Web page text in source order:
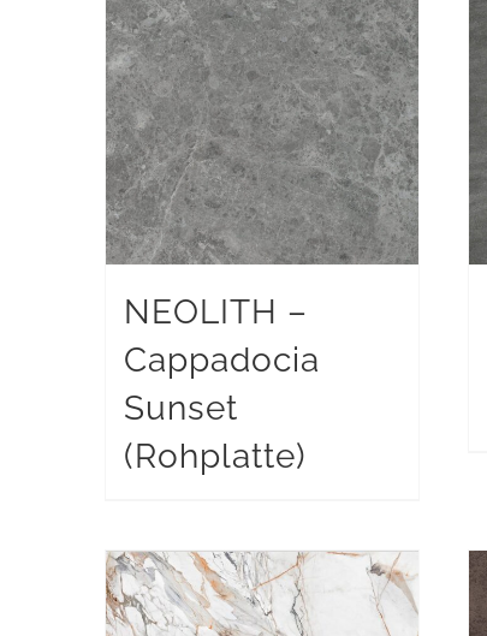
NEOLITH –
Cappadocia
Sunset
(Rohplatte)